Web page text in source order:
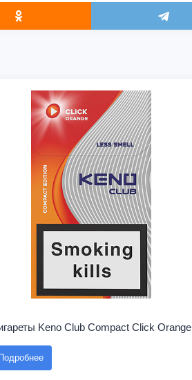
Keno Club Compact Click Orange